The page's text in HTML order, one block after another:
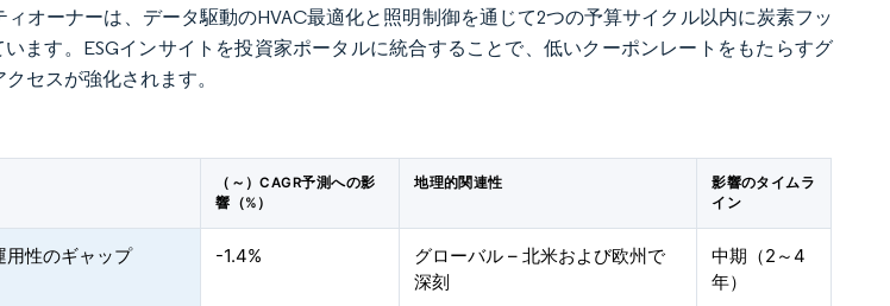
オーナーは、データ駆動のHVAC最適化と照明制御を通じて2つの予算サイクル以内に炭素フッ
います。ESGインサイトを投資家ポータルに統合することで、低いクーポンレートをもたらすグ
セスが強化されます。
（～）CAGR予測への影
響（%）
地理的関連性
影響のタイムラ
イン
用性のギャップ -1.4%
グローバル – 北米および欧州で
深刻
中期（2～4
年）